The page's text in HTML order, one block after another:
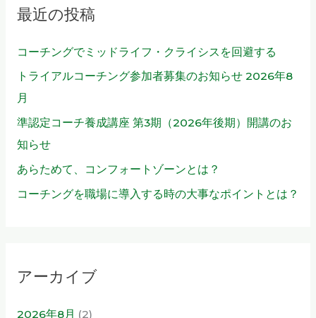
:最近の投稿
コーチングでミッドライフ・クライシスを回避する
トライアルコーチング参加者募集のお知らせ 2026年8
月
準認定コーチ養成講座 第3期（2026年後期）開講のお
知らせ
あらためて、コンフォートゾーンとは？
コーチングを職場に導入する時の大事なポイントとは？
アーカイブ
2026年8月 (2)